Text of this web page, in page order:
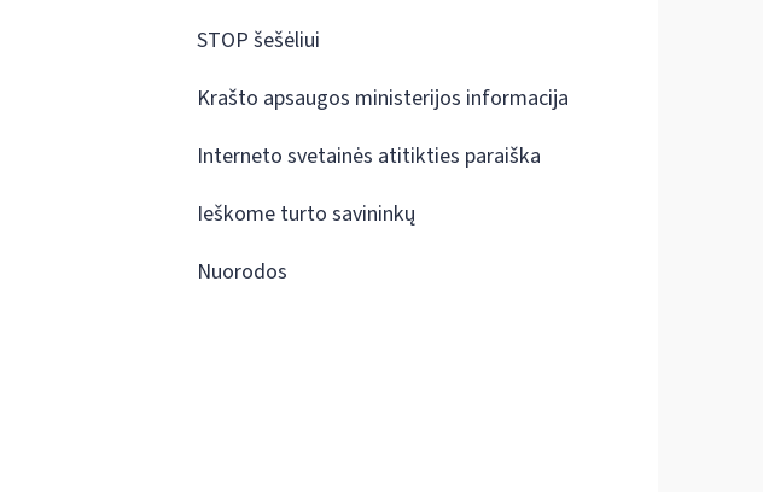
STOP šešėliui
Krašto apsaugos ministerijos informacija
Interneto svetainės atitikties paraiška
Ieškome turto savininkų
Nuorodos